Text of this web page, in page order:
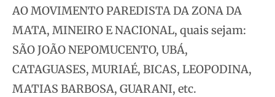
AO MOVIMENTO PAREDISTA DA ZONA DA
MATA, MINEIRO E NACIONAL, quais sejam:
SÃO JOÃO NEPOMUCENTO, UBÁ,
CATAGUASES, MURIAÉ, BICAS, LEOPODINA,
MATIAS BARBOSA, GUARANI, etc.